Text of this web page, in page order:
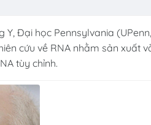
Đại học Pennsylvania (UPenn,
cứu về RNA nhằm sản xuất
tùy chỉnh.